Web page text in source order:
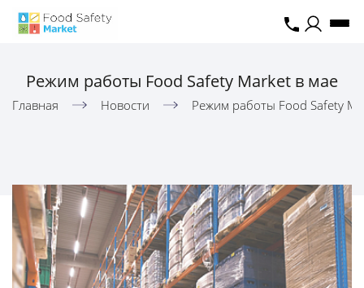
Режим работы Food Safety Market в мае
Главная Новости Режим работы Food Safety